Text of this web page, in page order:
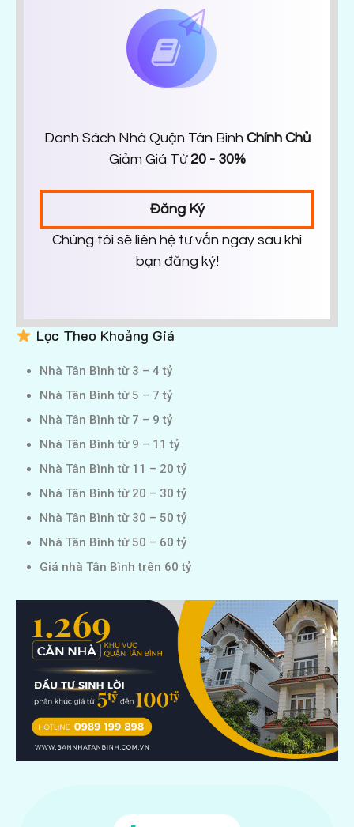
Danh Sách Nhà Quận Tân Bình Chính Chủ
Giảm Giá Từ 20 - 30%
Đăng Ký
Chúng tôi sẽ liên hệ tư vấn ngay sau khi
bạn đăng ký!
Lọc Theo Khoảng Giá
Nhà Tân Bình từ 3 – 4 tỷ
Nhà Tân Bình từ 5 – 7 tỷ
Nhà Tân Bình từ 7 – 9 tỷ
Nhà Tân Bình từ 9 – 11 tỷ
Nhà Tân Bình từ 11 – 20 tỷ
Nhà Tân Bình từ 20 – 30 tỷ
Nhà Tân Bình từ 30 – 50 tỷ
Nhà Tân Bình từ 50 – 60 tỷ
Giá nhà Tân Bình trên 60 tỷ